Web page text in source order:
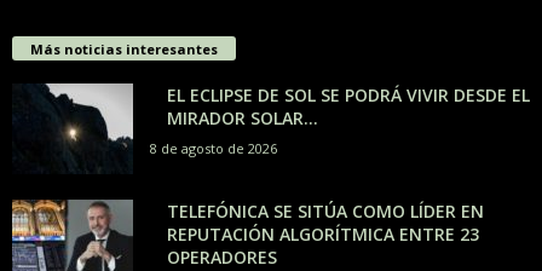
Más noticias interesantes
EL ECLIPSE DE SOL SE PODRÁ VIVIR DESDE EL
MIRADOR SOLAR...
8 de agosto de 2026
TELEFÓNICA SE SITÚA COMO LÍDER EN
REPUTACIÓN ALGORÍTMICA ENTRE 23
OPERADORES